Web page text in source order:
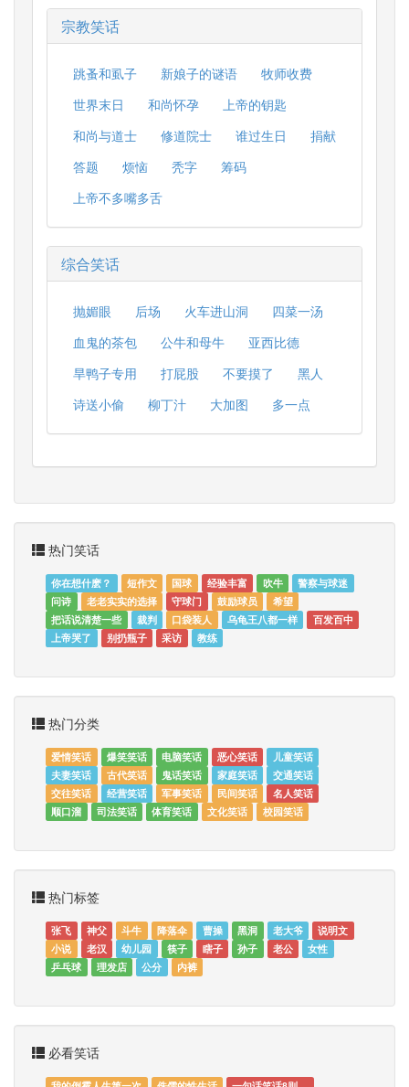
宗教笑话
跳蚤和虱子 新娘子的谜语
牧师收费
世界末日
和尚怀孕
上帝的钥匙
和尚与道士
修道院士 谁过生日
捐献
答题
烦恼 秃字
筹码
上帝不多嘴多舌
综合笑话
抛媚眼 后场 火车进山洞
四菜一汤
血鬼的茶包
公牛和母牛
亚西比德
旱鸭子专用
打屁股 不要摸了
黑人
诗送小偷
柳丁汁 大加图 多一点
热门笑话
你在想什麽？ 短作文 国球 经验丰富 吹牛
警察与球迷
问诗
老老实实的选择 守球门 鼓励球员
希望
把话说清楚一些
裁判 口袋装人 乌龟王八都一样
百发百中
上帝哭了
别扔瓶子 采访 教练
热门分类
爱情笑话 爆笑笑话 电脑笑话 恶心笑话
儿童笑话
夫妻笑话
古代笑话 鬼话笑话 家庭笑话
交通笑话
交往笑话
经营笑话 军事笑话 民间笑话
名人笑话
顺口溜
司法笑话 体育笑话 文化笑话 校园笑话
热门标签
张飞 神父 斗牛 降落伞 曹操 黑洞 老大爷
说明文
小说
老汉 幼儿园 筷子 瞎子 孙子 老公
女性
乒乓球
理发店 公分 内裤
必看笑话